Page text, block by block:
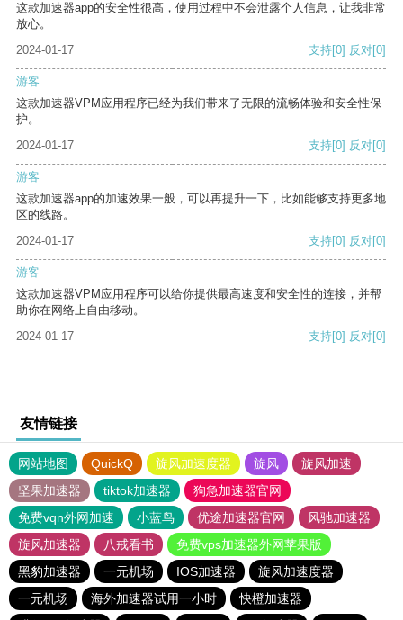
这款加速器app的安全性很高，使用过程中不会泄露个人信息，让我非常
放心。
2024-01-17
支持[0] 反对[0]
游客
这款加速器VPM应用程序已经为我们带来了无限的流畅体验和安全性保
护。
2024-01-17
支持[0] 反对[0]
游客
这款加速器app的加速效果一般，可以再提升一下，比如能够支持更多地
区的线路。
2024-01-17
支持[0] 反对[0]
游客
这款加速器VPM应用程序可以给你提供最高速度和安全性的连接，并帮
助你在网络上自由移动。
2024-01-17
支持[0] 反对[0]
友情链接
网站地图 QuickQ 旋风加速度器 旋风
旋风加速
坚果加速器
tiktok加速器
狗急加速器官网
免费vqn外网加速
小蓝鸟 优途加速器官网
风驰加速器
旋风加速器
八戒看书
免费vps加速器外网苹果版
黑豹加速器
一元机场 IOS加速器
旋风加速度器
一元机场
海外加速器试用一小时
快橙加速器